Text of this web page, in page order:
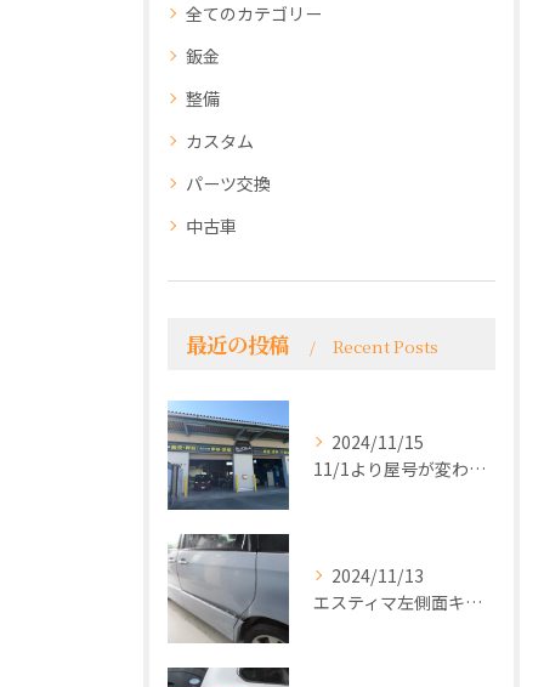
全てのカテゴリー
鈑金
整備
カスタム
パーツ交換
中古車
最近の投稿 Recent Posts
2024/11/15
11/1より屋号が変わり看板がかわりました！
2024/11/13
エスティマ左側面キズヘコミ修理